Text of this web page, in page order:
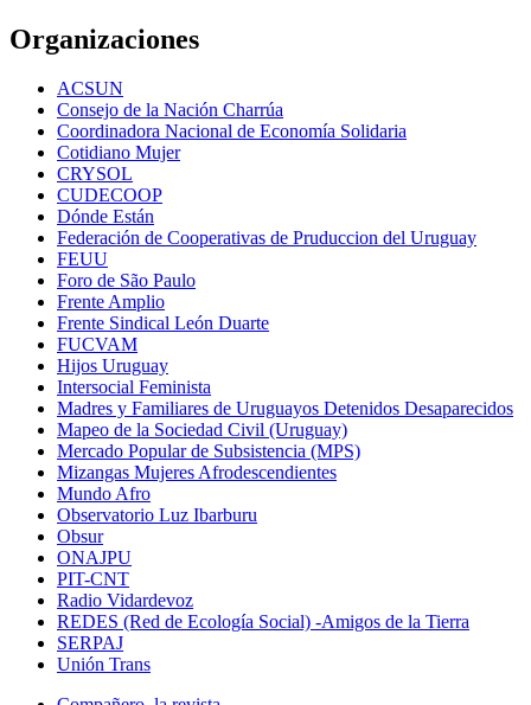
Organizaciones
ACSUN
Consejo de la Nación Charrúa
Coordinadora Nacional de Economía Solidaria
Cotidiano Mujer
CRYSOL
CUDECOOP
Dónde Están
Federación de Cooperativas de Pruduccion del Uruguay
FEUU
Foro de São Paulo
Frente Amplio
Frente Sindical León Duarte
FUCVAM
Hijos Uruguay
Intersocial Feminista
Madres y Familiares de Uruguayos Detenidos Desaparecidos
Mapeo de la Sociedad Civil (Uruguay)
Mercado Popular de Subsistencia (MPS)
Mizangas Mujeres Afrodescendientes
Mundo Afro
Observatorio Luz Ibarburu
Obsur
ONAJPU
PIT-CNT
Radio Vidardevoz
REDES (Red de Ecología Social) -Amigos de la Tierra
SERPAJ
Unión Trans